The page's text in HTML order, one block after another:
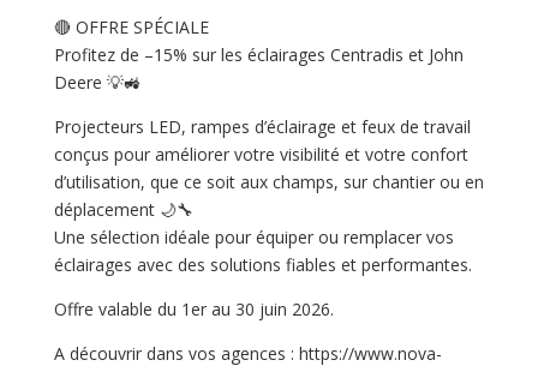
🔴 OFFRE SPÉCIALE
Profitez de –15% sur les éclairages Centradis et John
Deere 💡🚜
Projecteurs LED, rampes d’éclairage et feux de travail
conçus pour améliorer votre visibilité et votre confort
d’utilisation, que ce soit aux champs, sur chantier ou en
déplacement 🌙🔧
Une sélection idéale pour équiper ou remplacer vos
éclairages avec des solutions fiables et performantes.
Offre valable du 1er au 30 juin 2026.
A découvrir dans vos agences : https://www.nova-